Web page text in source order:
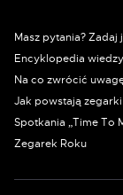
Masz pytania? Zadaj
Encyklopedia
Na co zwrócić
Jak powstają zegarki
Spotkania „Time To
Zegarek Roku